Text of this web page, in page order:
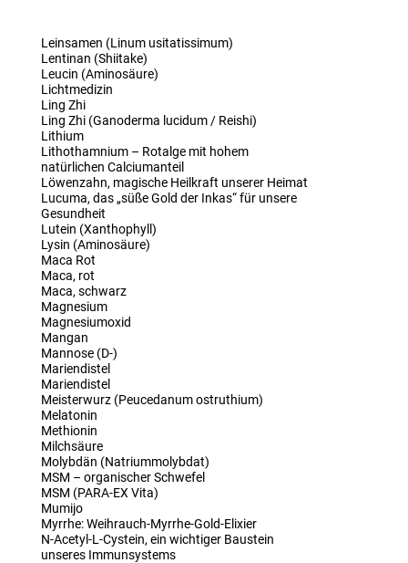
Leinsamen (Linum usitatissimum)
Lentinan (Shiitake)
Leucin (Aminosäure)
Lichtmedizin
Ling Zhi
Ling Zhi (Ganoderma lucidum / Reishi)
Lithium
Lithothamnium – Rotalge mit hohem
natürlichen Calciumanteil
Löwenzahn, magische Heilkraft unserer Heimat
Lucuma, das „süße Gold der Inkas“ für unsere
Gesundheit
Lutein (Xanthophyll)
Lysin (Aminosäure)
Maca Rot
Maca, rot
Maca, schwarz
Magnesium
Magnesiumoxid
Mangan
Mannose (D-)
Mariendistel
Mariendistel
Meisterwurz (Peucedanum ostruthium)
Melatonin
Methionin
Milchsäure
Molybdän (Natriummolybdat)
MSM – organischer Schwefel
MSM (PARA-EX Vita)
Mumijo
Myrrhe: Weihrauch-Myrrhe-Gold-Elixier
N-Acetyl-L-Cystein, ein wichtiger Baustein
unseres Immunsystems